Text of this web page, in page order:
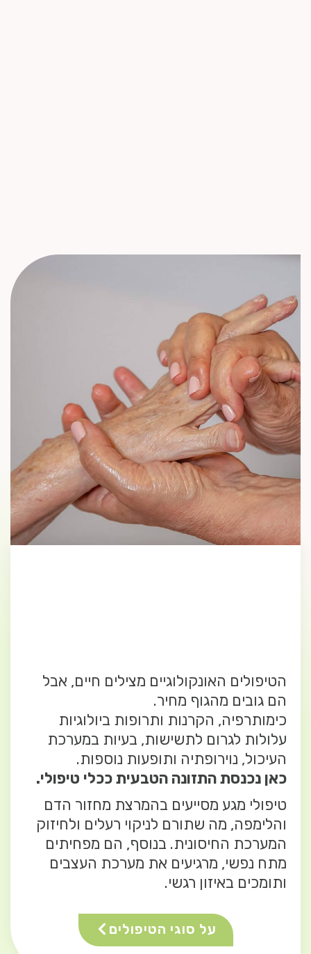
הטיפולים האונקולוגיים מצילים חיים, אבל
הם גובים מהגוף מחיר.
כימותרפיה, הקרנות ותרופות ביולוגיות
עלולות לגרום לתשישות, בעיות במערכת
העיכול, נוירופתיה ותופעות נוספות.
כאן נכנסת התזונה הטבעית ככלי טיפולי.
טיפולי מגע מסייעים בהמרצת מחזור הדם
והלימפה, מה שתורם לניקוי רעלים ולחיזוק
המערכת החיסונית. בנוסף, הם מפחיתים
מתח נפשי, מרגיעים את מערכת העצבים
ותומכים באיזון רגשי.
על סוגי הטיפולים